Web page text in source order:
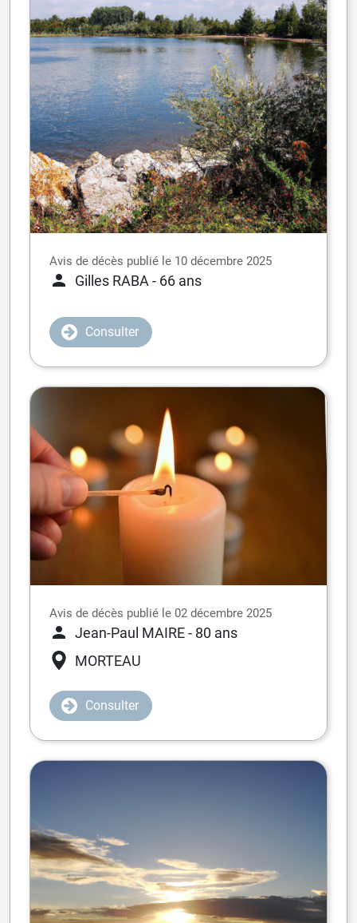
Avis de décès publié le 10 décembre 2025
Gilles RABA - 66 ans
Consulter
Avis de décès publié le 02 décembre 2025
Jean-Paul MAIRE- 80 ans
MORTEAU
Consulter